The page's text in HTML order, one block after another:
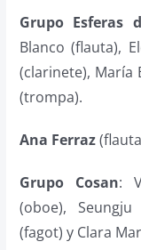
Grupo Esferas
Blanco (flauta),
(clarinete), María
(trompa).
Ana Ferraz
Grupo Cosan:
(oboe),
(fagot) y Clara